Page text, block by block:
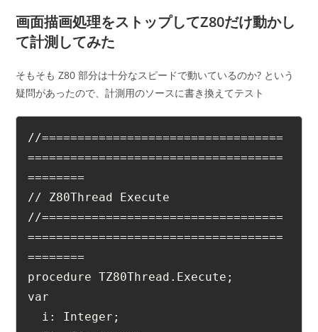
画面描画処理をストップしてZ80だけ動かし
て計測してみた
そもそも Z80 部分は十分なスピードで動いているのか? という
疑問があったので、計測用のソースに書き換えてテスト
//==================================
====================================
========
// Z80Thread Execute
//==================================
====================================
========
procedure TZ80Thread.Execute;
var
  i: Integer;